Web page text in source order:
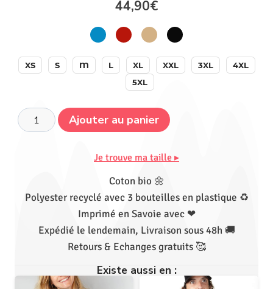
44,90€
XS S M L XL XXL 3XL
4XL
5XL
Ajouter au panier
Je trouve ma taille ▸
Coton bio 🌼
Polyester recyclé avec 3 bouteilles en plastique ♻
Imprimé en Savoie avec ❤
Expédié le lendemain, Livraison sous 48h 🚚
Retours & Echanges gratuits 🥰
Existe aussi en :